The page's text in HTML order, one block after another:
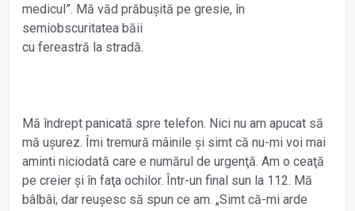
medicul”. Mă văd prăbușită pe gresie, în
semiobscuritatea băii
cu fereastră la stradă.
Mă îndrept panicată spre telefon. Nici nu am apucat să
mă uşurez. Îmi tremură mâinile și simt că nu-mi voi mai
aminti niciodată care e numărul de urgenţă. Am o ceaţă
pe creier și în faţa ochilor. Într-un final sun la 112. Mă
bâlbâi, dar reuşesc să spun ce am. „Simt că-mi arde